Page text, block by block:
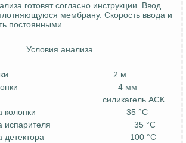
готовят согласно инструкции. Ввод
мембрану. Скорость ввода и
постоянными.
Условия анализа
2 м
4 мм
силикагель АСК
колонки
35 °С
испарителя
35 °С
детектора
100 °С